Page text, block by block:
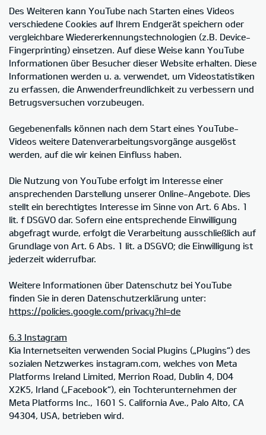
Des Weiteren kann YouTube nach Starten eines Videos
verschiedene Cookies auf Ihrem Endgerät speichern oder
vergleichbare Wiedererkennungstechnologien (z.B. Device-
Fingerprinting) einsetzen. Auf diese Weise kann YouTube
Informationen über Besucher dieser Website erhalten. Diese
Informationen werden u. a. verwendet, um Videostatistiken
zu erfassen, die Anwenderfreundlichkeit zu verbessern und
Betrugsversuchen vorzubeugen.
Gegebenenfalls können nach dem Start eines YouTube-
Videos weitere Datenverarbeitungsvorgänge ausgelöst
werden, auf die wir keinen Einfluss haben.
Die Nutzung von YouTube erfolgt im Interesse einer
ansprechenden Darstellung unserer Online-Angebote. Dies
stellt ein berechtigtes Interesse im Sinne von Art. 6 Abs. 1
lit. f DSGVO dar. Sofern eine entsprechende Einwilligung
abgefragt wurde, erfolgt die Verarbeitung ausschließlich auf
Grundlage von Art. 6 Abs. 1 lit. a DSGVO; die Einwilligung ist
jederzeit widerrufbar.
Weitere Informationen über Datenschutz bei YouTube
finden Sie in deren Datenschutzerklärung unter:
https://policies.google.com/privacy?hl=de
6.3 Instagram
Kia Internetseiten verwenden Social Plugins („Plugins“) des
sozialen Netzwerkes instagram.com, welches von Meta
Platforms Ireland Limited, Merrion Road, Dublin 4, D04
X2K5, Irland („Facebook“), ein Tochterunternehmen der
Meta Platforms Inc., 1601 S. California Ave., Palo Alto, CA
94304, USA, betrieben wird.